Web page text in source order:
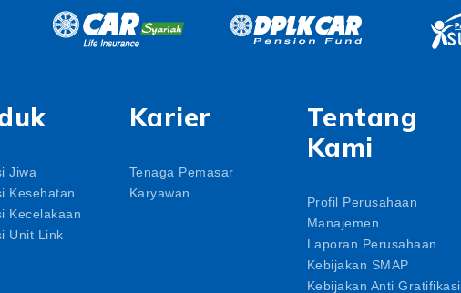
Jiwa
Kesehatan
Kecelakaan
Unit Link
Karier
Tenaga Pemasar
Karyawan
Tentang
Kami
Profil Perusahaan
Manajemen
Laporan Perusahaan
Kebijakan SMAP
Kebijakan Anti Gratifikasi